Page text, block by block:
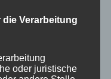
sanieren möchte,
aus
Dispersionen
Verarbeitung
oder juristische